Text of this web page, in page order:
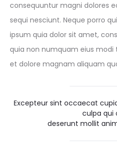
consequuntur magni dolores
sequi nesciunt. Neque porro
ipsum quia dolor sit amet,
quia non numquam eius
et dolore magnam aliquam
Excepteur sint occaecat
culpa qui
deserunt mollit